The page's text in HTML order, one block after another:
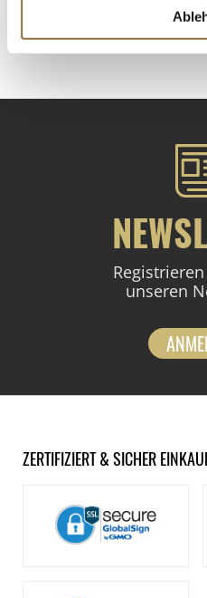
unseren
ZERTIFIZIERT & SICHER